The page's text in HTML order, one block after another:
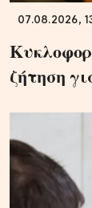
07.08.2026,
ζήτηση